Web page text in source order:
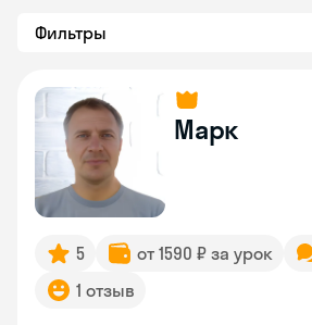
Фильтры
Марк
5 от 1590 ₽ за урок
1 отзыв